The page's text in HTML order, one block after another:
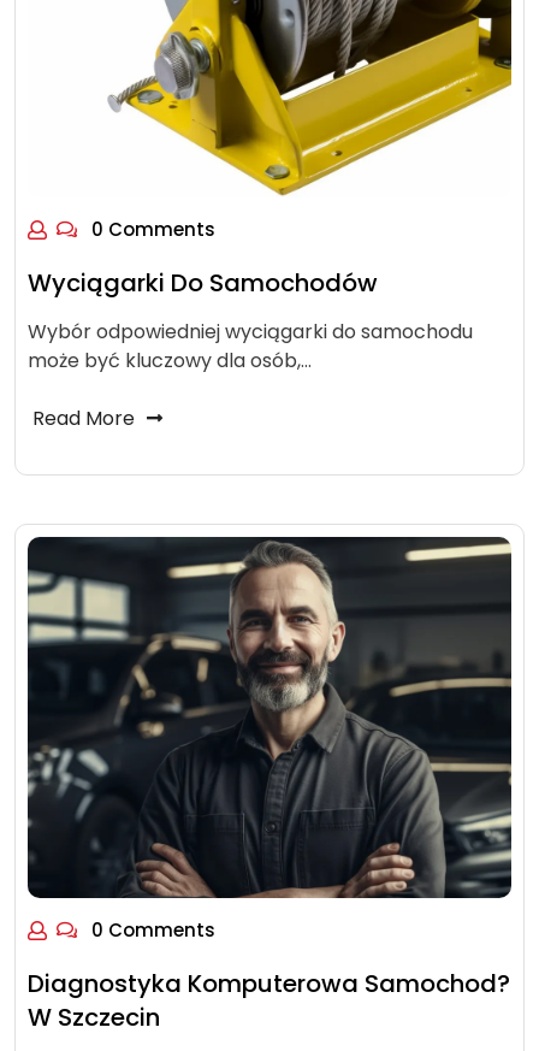
0 Comments
Wyciągarki Do Samochodów
Wybór odpowiedniej wyciągarki do samochodu
może być kluczowy dla osób,…
Read More
0 Comments
Diagnostyka Komputerowa Samochod?
W Szczecin